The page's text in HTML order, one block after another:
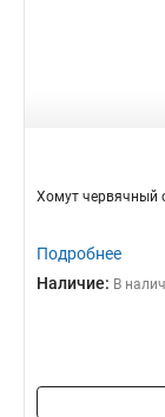
Хомут червячный
Подробнее
Наличие: В